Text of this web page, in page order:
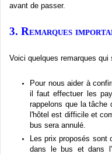
avant de passer.
3. Remarques
Voici quelques remarques qui
Pour nous aider à
il faut effectuerles
rappelons quelatâche
l'hôtel est difficileet
bus sera annulé
Les prixproposés sont
dans le bus etdans